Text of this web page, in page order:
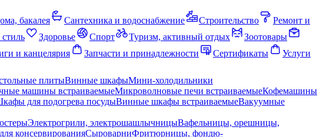
бакалея Сантехника и водоснабжение Строительство
Ремонт и
Здоровье Спорт Туризм, активный отдых
Зоотовары
и канцелярия Запчасти и принадлежности Сертификаты
Услуги
плитыВинные шкафыМини-холодильники
машины встраиваемыеМикроволновые печи встраиваемыеКофемашины
для подогрева посудыВинные шкафы встраиваемыеВакуумные
Электрогрили, электрошашлычницыВафельницы, орешницы,
консервированияСыроварниФритюрницы, фондю-